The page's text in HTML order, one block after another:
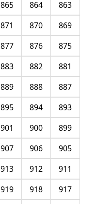
863
864
865
869
870
871
875
876
877
881
882
883
887
888
889
893
894
895
899
900
901
905
906
907
911
912
913
917
918
919